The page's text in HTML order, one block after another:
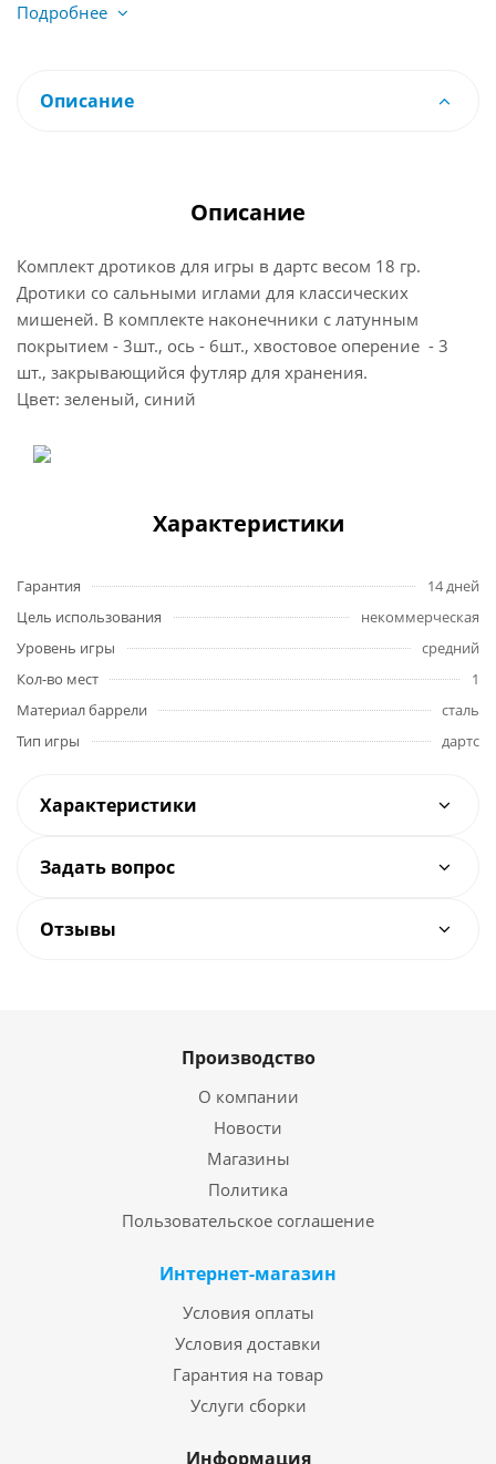
Подробнее
Описание
Описание
Комплект дротиков для игры в дартс весом 18 гр.
Дротики со сальными иглами для классических
мишеней. В комплекте наконечники с латунным
покрытием - 3шт., ось - 6шт., хвостовое оперение - 3
шт., закрывающийся футляр для хранения.
Цвет: зеленый, синий
Характеристики
Гарантия
14 дней
Цель использования
некоммерческая
Уровень игры
средний
Кол-во мест
1
Материал баррели
сталь
Тип игры
дартс
Характеристики
Задать вопрос
Отзывы
Производство
О компании
Новости
Магазины
Политика
Пользовательское соглашение
Интернет-магазин
Условия оплаты
Условия доставки
Гарантия на товар
Услуги сборки
Информация